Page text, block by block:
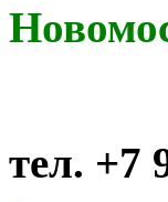
тел. +7